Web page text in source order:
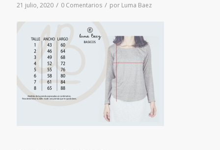
21 julio, 2020 / 0 Comentarios / por Luma Baez